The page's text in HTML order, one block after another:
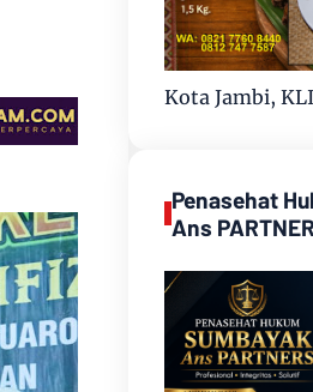
Kota Jambi,
Penasehat
Ans